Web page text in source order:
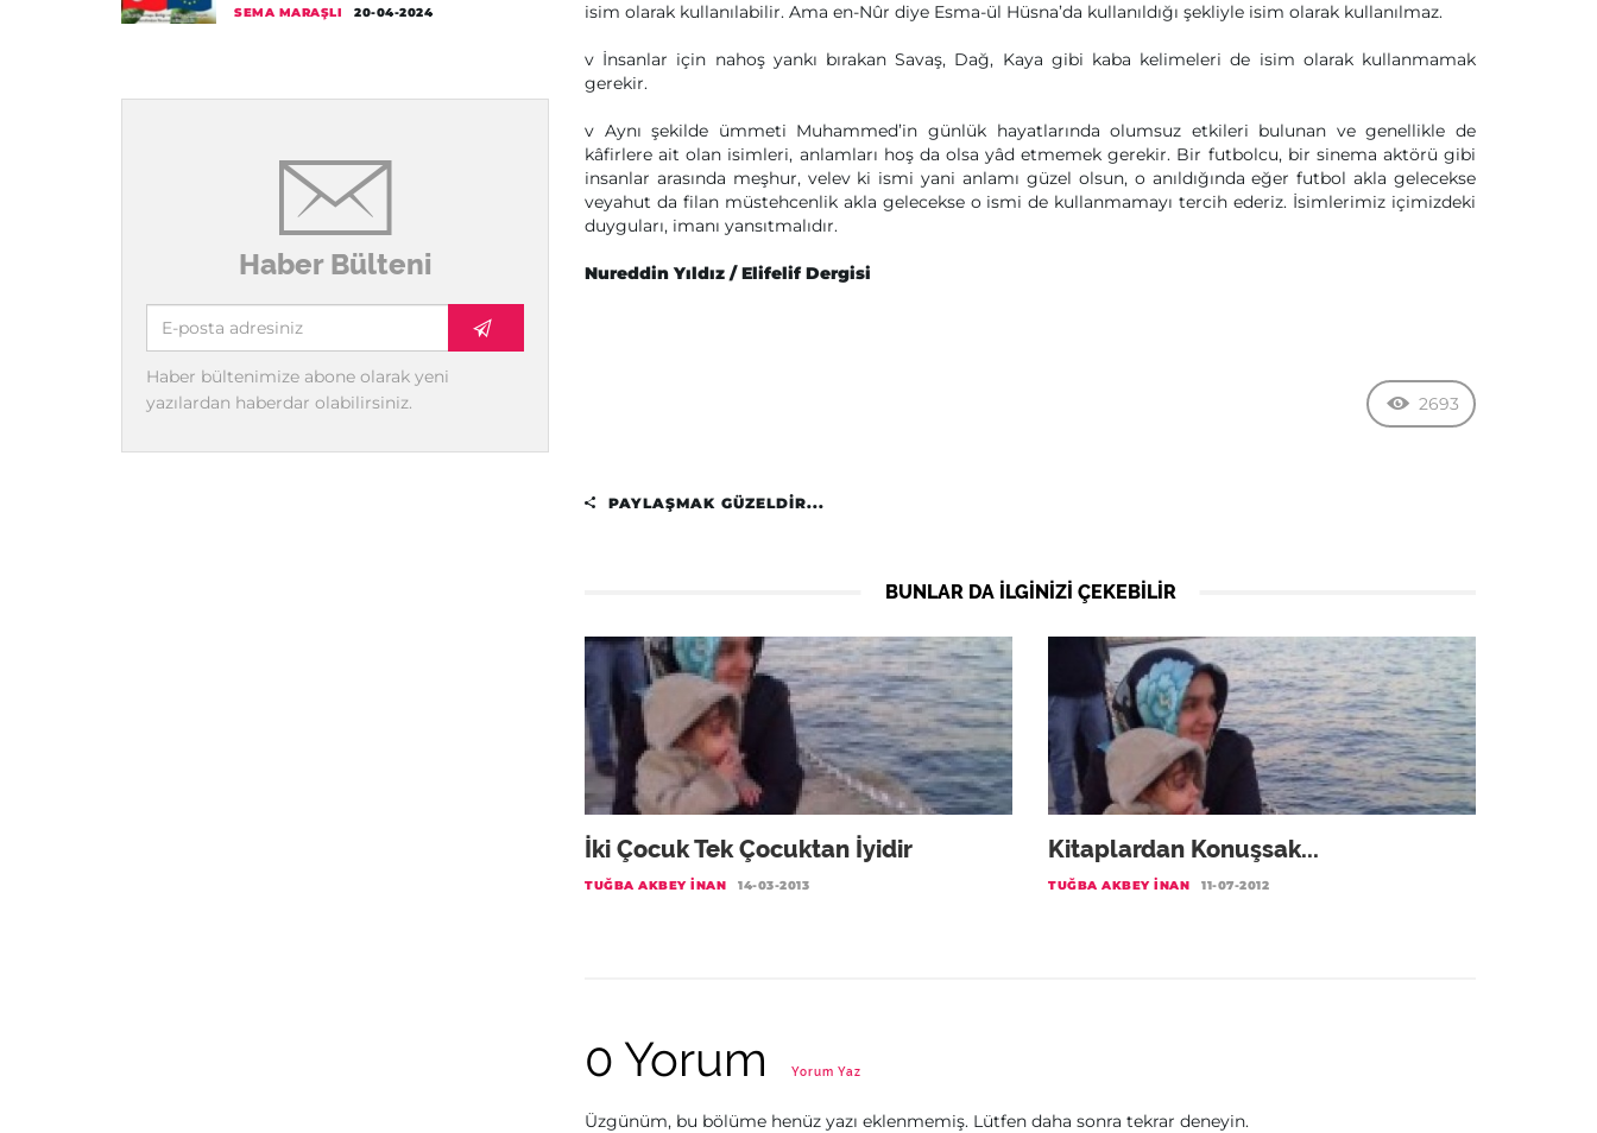
SEMA MARAŞLI 20-04-2024
Haber Bülteni
Haber bültenimize abone olarak yeni
yazılardan haberdar olabilirsiniz.
isim olarak kullanılabilir. Ama en-Nûr diye Esma-ül Hüsna’da kullanıldığı şekliyle isim olarak kullanılmaz.
v İnsanlar için nahoş yankı bırakan Savaş, Dağ, Kaya gibi kaba kelimeleri de isim olarak kullanmamak
gerekir.
v Aynı şekilde ümmeti Muhammed’in günlük hayatlarında olumsuz etkileri bulunan ve genellikle de
kâfirlere ait olan isimleri, anlamları hoş da olsa yâd etmemek gerekir. Bir futbolcu, bir sinema aktörü gibi
insanlar arasında meşhur, velev ki ismi yani anlamı güzel olsun, o anıldığında eğer futbol akla gelecekse
veyahut da filan müstehcenlik akla gelecekse o ismi de kullanmamayı tercih ederiz. İsimlerimiz içimizdeki
duyguları, imanı yansıtmalıdır.
Nureddin Yıldız / Elifelif Dergisi
2693
PAYLAŞMAK GÜZELDIR...
BUNLAR DA ILGINIZI ÇEKEBILIR
İki Çocuk Tek Çocuktan İyidir
TUĞBA AKBEY İNAN 14-03-2013
Kitaplardan Konuşsak...
TUĞBA AKBEY İNAN 11-07-2012
0 Yorum Yorum Yaz
Üzgünüm, bu bölüme henüz yazı eklenmemiş. Lütfen daha sonra tekrar deneyin.